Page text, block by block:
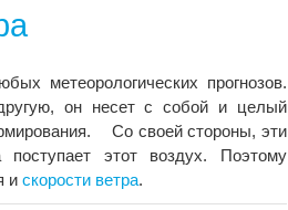
метеорологических прогнозов.
он несет с собой и целый
Со своей стороны, эти
поступает этот воздух. Поэтому
и скорости ветра.